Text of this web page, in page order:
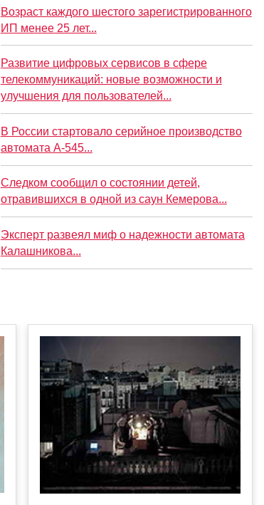
Возраст каждого шестого зарегистрированного
ИП менее 25 лет...
Развитие цифровых сервисов в сфере
телекоммуникаций: новые возможности и
улучшения для пользователей...
В России стартовало серийное производство
автомата А-545...
Следком сообщил о состоянии детей,
отравившихся в одной из саун Кемерова...
Эксперт развеял миф о надежности автомата
Калашникова...